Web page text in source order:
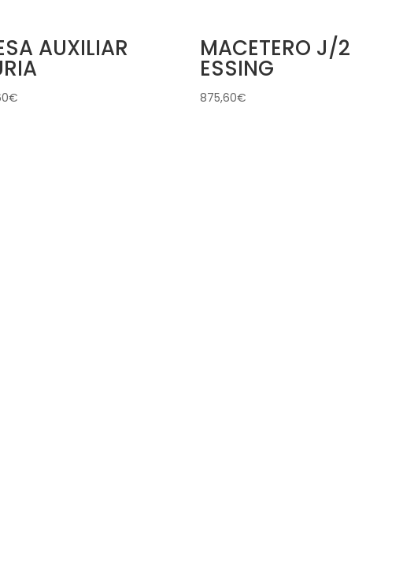
AUXILIAR
€
MACETERO J/2
ESSING
875,60€